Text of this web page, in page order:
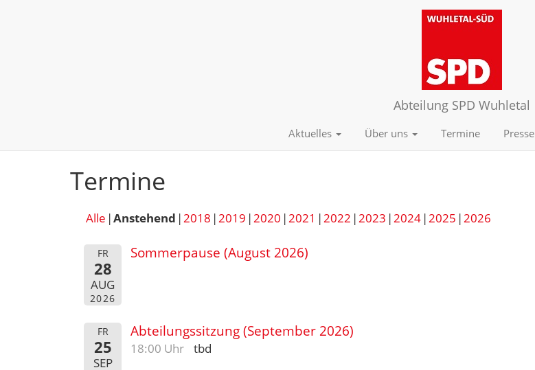
Abteilung SPD Wuhletal
Aktuelles Über uns Termine Presse
Termine
Alle Anstehend 2018 2019 2020 2021 2022 2023 2024 2025 2026
FR
28
AUG
2026
Sommerpause (August 2026)
FR
25
SEP
Abteilungssitzung (September 2026)
18:00 Uhr tbd